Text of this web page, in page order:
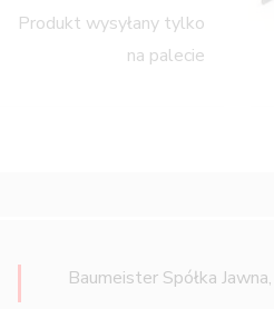
Produkt wysyłany tylko
na palecie
Baumeister Spółka Jawna,